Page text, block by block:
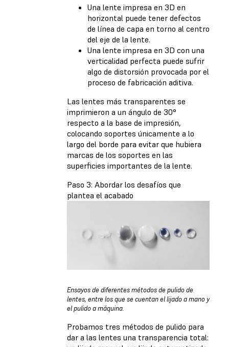
Una lente impresa en 3D en
horizontal puede tener defectos
de línea de capa en torno al centro
del eje de la lente.
Una lente impresa en 3D con una
verticalidad perfecta puede sufrir
algo de distorsión provocada por el
proceso de fabricación aditiva.
Las lentes más transparentes se
imprimieron a un ángulo de 30°
respecto a la base de impresión,
colocando soportes únicamente a lo
largo del borde para evitar que hubiera
marcas de los soportes en las
superficies importantes de la lente.
Paso 3: Abordar los desafíos que
plantea el acabado
Ensayos de diferentes métodos de pulido de
lentes, entre los que se cuentan el lijado a mano y
el pulido a máquina.
Probamos tres métodos de pulido para
dar a las lentes una transparencia total: